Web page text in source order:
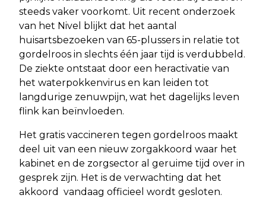
steeds vaker voorkomt. Uit recent onderzoek
van het Nivel blijkt dat het aantal
huisartsbezoeken van 65-plussers in relatie tot
gordelroos in slechts één jaar tijd is verdubbeld.
De ziekte ontstaat door een heractivatie van
het waterpokkenvirus en kan leiden tot
langdurige zenuwpijn, wat het dagelijks leven
flink kan beïnvloeden.
Het gratis vaccineren tegen gordelroos maakt
deel uit van een nieuw zorgakkoord waar het
kabinet en de zorgsector al geruime tijd over in
gesprek zijn. Het is de verwachting dat het
akkoord vandaag officieel wordt gesloten.